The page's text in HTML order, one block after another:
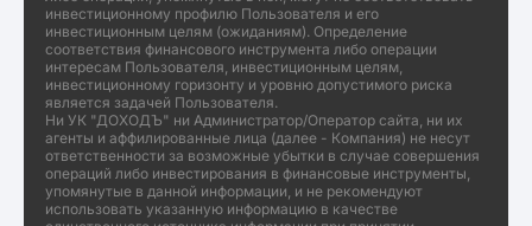
инвестиционному профилю Пользователя и его
инвестиционным целям (ожиданиям). Определение
соответствия финансового инструмента либо операции
интересам Пользователя, инвестиционным целям,
инвестиционному горизонту и уровню допустимого риска
является задачей Пользователя.
Ни УК "ДОХОДЪ" ни Администратор/Оператор сайта, ни их
агенты и аффилированные лица (далее - Компания) не несут
ответственности за возможные убытки в случае совершения
операций либо инвестирования в финансовые инструменты,
упомянутые в данной информации, и не рекомендуют
использовать указанную информацию в качестве